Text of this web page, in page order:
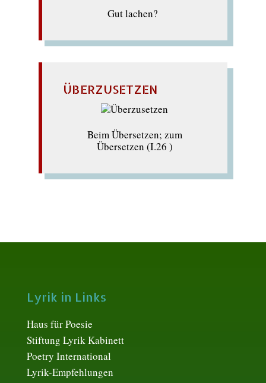
Gut lachen?
ÜBERZUSETZEN
Beim Übersetzen; zum
Übersetzen (I.26 )
Lyrik in Links
Haus für Poesie
Stiftung Lyrik Kabinett
Poetry International
Lyrik-Empfehlungen